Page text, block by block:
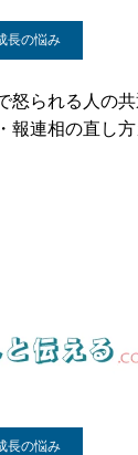
長の悩み
怒られる人の共
報連相の直し
長の悩み